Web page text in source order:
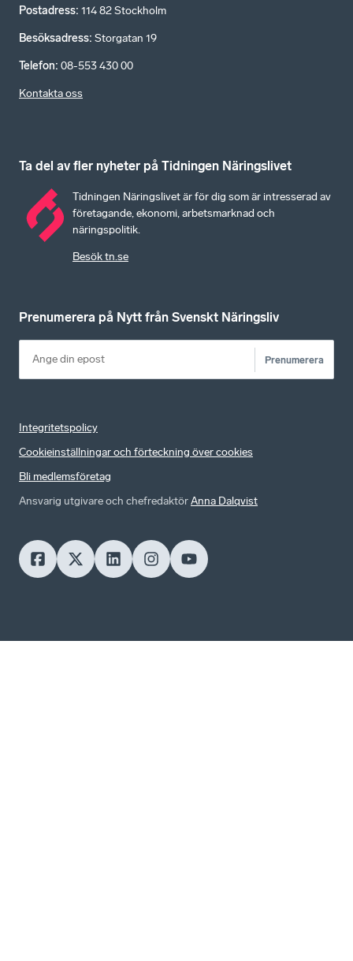
Postadress: 114 82 Stockholm
Besöksadress: Storgatan 19
Telefon: 08-553 430 00
Kontakta oss
Ta del av fler nyheter på Tidningen Näringslivet
Tidningen Näringslivet är för dig som är intresserad av
företagande, ekonomi, arbetsmarknad och
näringspolitik.
Besök tn.se
Prenumerera på Nytt från Svenskt Näringsliv
Prenumerera
Integritetspolicy
Cookieinställningar och förteckning över cookies
Bli medlemsföretag
Ansvarig utgivare och chefredaktörAnna Dalqvist